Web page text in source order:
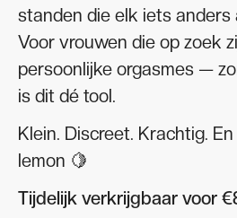
standen die elk iets anders
Voor vrouwen die op zoek
persoonlijke orgasmes —
is dit dé tool.
Klein. Discreet. Krachtig.
lemon 🍋
Tijdelijk verkrijgbaar voor